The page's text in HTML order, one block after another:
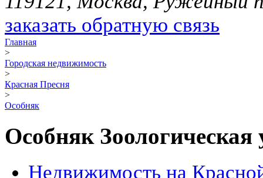
заказать обратную связь
Главная
>
Городская недвижимость
>
Красная Пресня
>
Особняк
Особняк Зоологическая
Недвижимость на